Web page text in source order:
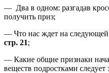
— Два в одном: разгадав
получить приз;
— Что нас ждет на следующей
стр. 21;
— Какие общие признаки
веществ подростками